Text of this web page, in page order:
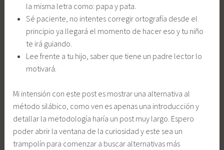
la misma letra como: papa y pata.
Sé paciente, no intentes corregir ortografía desde el
principio ya llegará el momento de hacer eso y tu niño
te irá guiando.
Lee frente a tu hijo, saber que tiene un padre lector lo
motivará.
Mi intensión con este post es mostrar una alternativa al
método silábico, como ven es apenas una introducción y
detallar la metodología haría un post muy largo. Espero
poder abrir la ventana de la curiosidad y este sea un
trampolín para comenzar a buscar alternativas más